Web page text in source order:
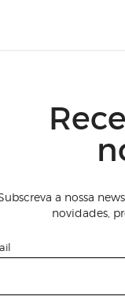
a nossa
novidades,